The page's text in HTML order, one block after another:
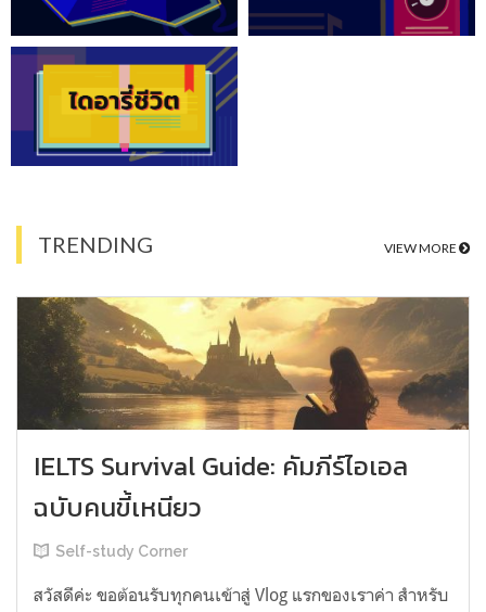
TRENDING VIEW MORE
IELTS Survival Guide: คัมภีร์ไอเอล
ฉบับคนขี้เหนียว
Self-study Corner
สวัสดีค่ะ ขอต้อนรับทุกคนเข้าสู่ Vlog แรกของเราค่า สำหรับ